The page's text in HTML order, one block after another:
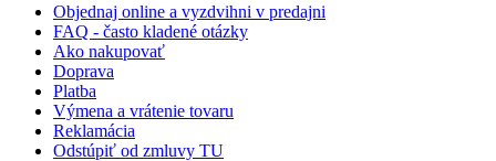
Objednaj online a vyzdvihni v predajni
FAQ - často kladené otázky
Ako nakupovať
Doprava
Platba
Výmena a vrátenie tovaru
Reklamácia
Odstúpiť od zmluvy TU